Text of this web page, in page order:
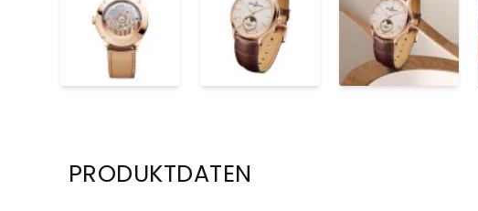
PRODUKTDATEN